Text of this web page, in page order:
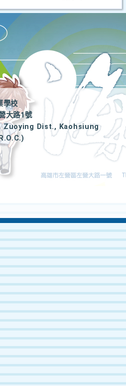
學校
大路1號
Zuoying Dist., Kaohsiung
|